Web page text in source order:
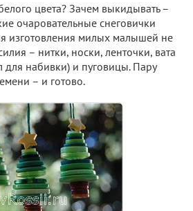
цвета? Зачем выкидывать –
очаровательные снеговички
изготовления милых малышей не
– нитки, носки, ленточки, вата
для набивки) и пуговицы. Пару
– и готово.